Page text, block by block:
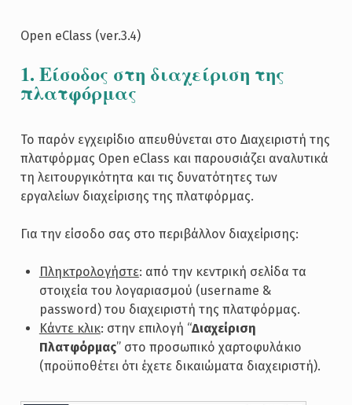
Open eClass (ver.3.4)
1. Είσοδος στη διαχείριση της
πλατφόρμας
Το παρόν εγχειρίδιο απευθύνεται στο Διαχειριστή της
πλατφόρμας Open eClass και παρουσιάζει αναλυτικά
τη λειτουργικότητα και τις δυνατότητες των
εργαλείων διαχείρισης της πλατφόρμας.
Για την είσοδο σας στο περιβάλλον διαχείρισης:
Πληκτρολογήστε: από την κεντρική σελίδα τα
στοιχεία του λογαριασμού (username &
password) του διαχειριστή της πλατφόρμας.
Κάντε κλικ: στην επιλογή “Διαχείριση
Πλατφόρμας” στο προσωπικό χαρτοφυλάκιο
(προϋποθέτει ότι έχετε δικαιώματα διαχειριστή).